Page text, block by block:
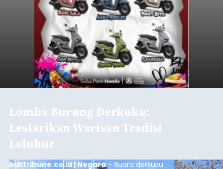
Lomba Burung Derkuku:
Lestarikan Warisan Tradisi
Leluhur
balitribune.co.id | Negara- Suara derkuku